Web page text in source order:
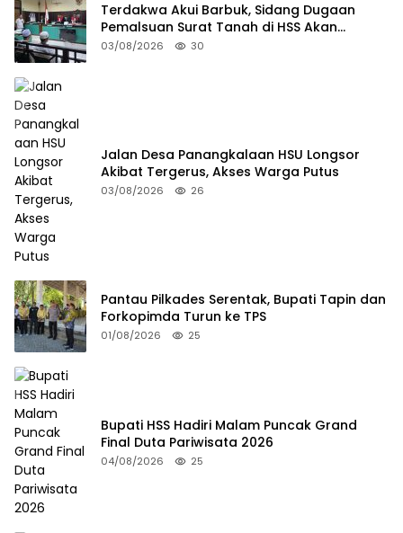
Terdakwa Akui Barbuk, Sidang Dugaan
Pemalsuan Surat Tanah di HSS Akan
Berlanjut Tuntutan JPU
03/08/2026 30
Jalan Desa Panangkalaan HSU Longsor
Akibat Tergerus, Akses Warga Putus
03/08/2026 26
Pantau Pilkades Serentak, Bupati Tapin dan
Forkopimda Turun ke TPS
01/08/2026 25
Bupati HSS Hadiri Malam Puncak Grand
Final Duta Pariwisata 2026
04/08/2026 25